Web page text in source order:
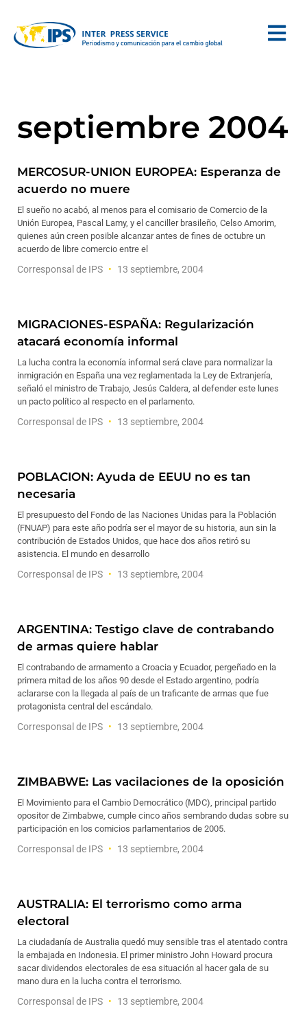
septiembre 2004
MERCOSUR-UNION EUROPEA: Esperanza de
acuerdo no muere
El sueño no acabó, al menos para el comisario de Comercio de la
Unión Europea, Pascal Lamy, y el canciller brasileño, Celso Amorim,
quienes aún creen posible alcanzar antes de fines de octubre un
acuerdo de libre comercio entre el
Corresponsal de IPS 13 septiembre, 2004
MIGRACIONES-ESPAÑA: Regularización
atacará economía informal
La lucha contra la economía informal será clave para normalizar la
inmigración en España una vez reglamentada la Ley de Extranjería,
señaló el ministro de Trabajo, Jesús Caldera, al defender este lunes
un pacto político al respecto en el parlamento.
Corresponsal de IPS 13 septiembre, 2004
POBLACION: Ayuda de EEUU no es tan
necesaria
El presupuesto del Fondo de las Naciones Unidas para la Población
(FNUAP) para este año podría ser el mayor de su historia, aun sin la
contribución de Estados Unidos, que hace dos años retiró su
asistencia. El mundo en desarrollo
Corresponsal de IPS 13 septiembre, 2004
ARGENTINA: Testigo clave de contrabando
de armas quiere hablar
El contrabando de armamento a Croacia y Ecuador, pergeñado en la
primera mitad de los años 90 desde el Estado argentino, podría
aclararse con la llegada al país de un traficante de armas que fue
protagonista central del escándalo.
Corresponsal de IPS 13 septiembre, 2004
ZIMBABWE: Las vacilaciones de la oposición
El Movimiento para el Cambio Democrático (MDC), principal partido
opositor de Zimbabwe, cumple cinco años sembrando dudas sobre su
participación en los comicios parlamentarios de 2005.
Corresponsal de IPS 13 septiembre, 2004
AUSTRALIA: El terrorismo como arma
electoral
La ciudadanía de Australia quedó muy sensible tras el atentado contra
la embajada en Indonesia. El primer ministro John Howard procura
sacar dividendos electorales de esa situación al hacer gala de su
mano dura en la lucha contra el terrorismo.
Corresponsal de IPS 13 septiembre, 2004